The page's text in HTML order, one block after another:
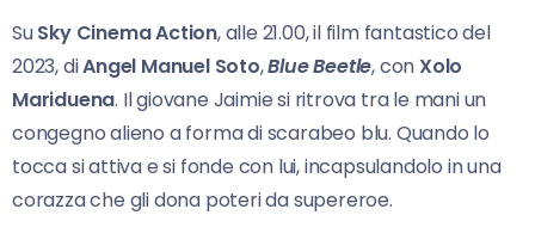
SuSky Cinema Action, alle 21.00, il film fantastico del
2023, diAngel Manuel Soto,Blue Beetle, con Xolo
Mariduena. Il giovane Jaimie si ritrova tra le mani un
congegno alieno a forma di scarabeo blu. Quando lo
tocca si attiva e si fonde con lui, incapsulandolo in una
corazza che gli dona poteri da supereroe.